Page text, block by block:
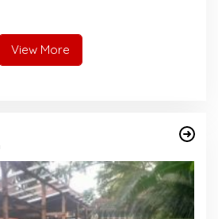
View More